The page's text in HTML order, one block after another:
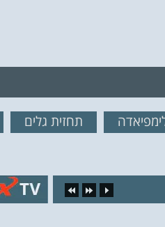
לשלוח לך עדכונים חמים
תחזית גלים